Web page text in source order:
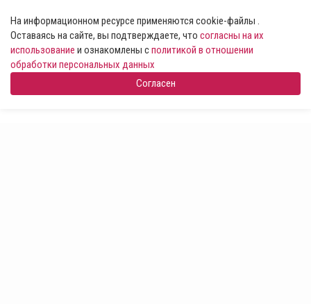
На информационном ресурсе применяются cookie-файлы .
Оставаясь на сайте, вы подтверждаете, что согласны на их
использование и ознакомлены сполитикой в отношении
обработки персональных данных
Согласен